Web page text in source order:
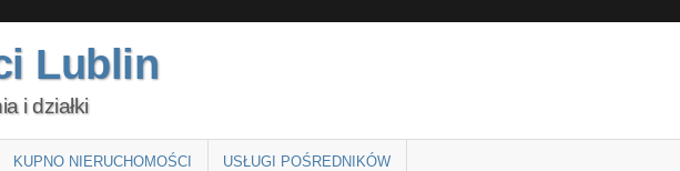
Lublin
i działki
KUPNO NIERUCHOMOŚCI USŁUGI POŚREDNIKÓW